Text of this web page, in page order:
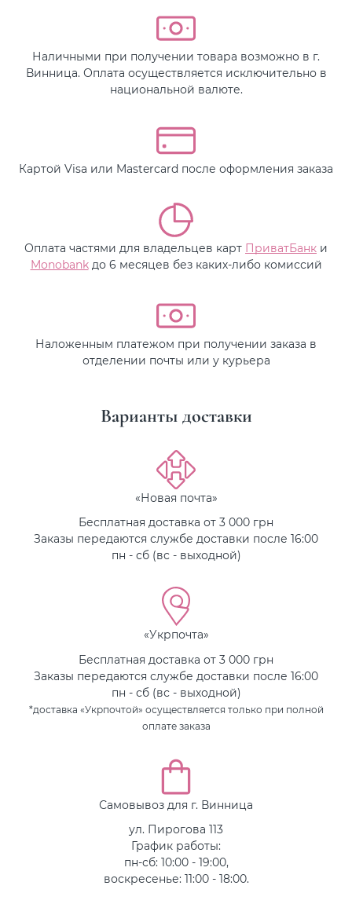
Наличными при получении товара возможно в г.
Винница. Оплата осуществляется исключительно в
национальной валюте.
Картой Visa или Mastercard после оформления заказа
Оплата частями для владельцев карт ПриватБанк и
Monobankдо 6 месяцев без каких-либо комиссий
Наложенным платежом при получении заказа в
отделении почты или у курьера
Варианты доставки
«Новая почта»
Бесплатная доставка от 3 000 грн
Заказы передаются службе доставки после 16:00
пн - сб (вс - выходной)
«Укрпочта»
Бесплатная доставка от 3 000 грн
Заказы передаются службе доставки после 16:00
пн - сб (вс - выходной)
*доставка «Укрпочтой» осуществляется только при полной
оплате заказа
Самовывоз для г. Винница
ул. Пирогова 113
График работы:
пн-сб: 10:00 - 19:00,
воскресенье: 11:00 - 18:00.